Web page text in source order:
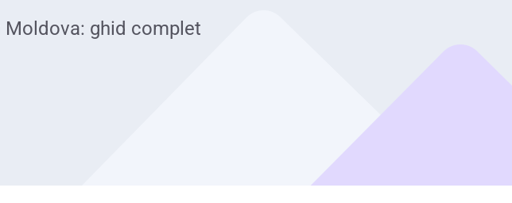
Moldova: ghid complet